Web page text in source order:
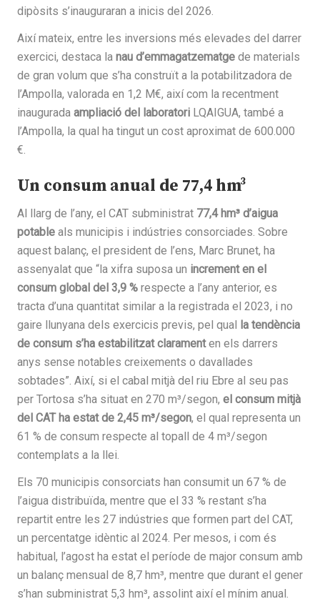
dipòsits s’inauguraran a inicis del 2026.
Així mateix, entre les inversions més elevades del darrer
exercici, destaca la nau d’emmagatzematge de materials
de gran volum que s’ha construït a la potabilitzadora de
l’Ampolla, valorada en 1,2 M€, així com la recentment
inaugurada ampliació del laboratori LQAIGUA, també a
l’Ampolla, la qual ha tingut un cost aproximat de 600.000
€.
Un consum anual de 77,4 hm³
Al llarg de l’any, el CAT subministrat 77,4 hm³ d’aigua
potable als municipis i indústries consorciades. Sobre
aquest balanç, el president de l’ens, Marc Brunet, ha
assenyalat que “la xifra suposa un increment en el
consum global del 3,9 % respecte a l’any anterior, es
tracta d’una quantitat similar a la registrada el 2023, i no
gaire llunyana dels exercicis previs, pel qual la tendència
de consum s’ha estabilitzat claramenten els darrers
anys sense notables creixements o davallades
sobtades”. Així, si el cabal mitjà del riu Ebre al seu pas
per Tortosa s’ha situat en 270 m³/segon, el consum mitjà
del CAT ha estat de 2,45 m³/segon, el qual representa un
61 % de consum respecte al topall de 4 m³/segon
contemplats a la llei.
Els 70 municipis consorciats han consumit un 67 % de
l’aigua distribuïda, mentre que el 33 % restant s’ha
repartit entre les 27 indústries que formen part del CAT,
un percentatge idèntic al 2024. Per mesos, i com és
habitual, l’agost ha estat el període de major consum amb
un balanç mensual de 8,7 hm³, mentre que durant el gener
s’han subministrat 5,3 hm³, assolint així el mínim anual.